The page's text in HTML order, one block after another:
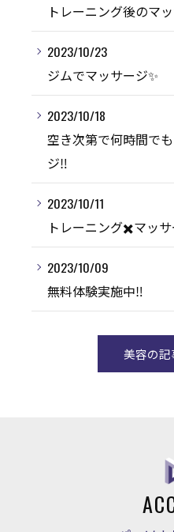
トレーニング後のマ
2023/10/23
ジムでマッサージ✨
2023/10/18
空き次第で何時間で
ジ‼️
2023/10/11
トレーニング✖️マッ
2023/10/09
無料体験実施中‼️
美容の